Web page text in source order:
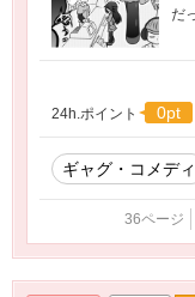
だ
24h.ポイント 0pt
ギャグ・コメディ
36ページ